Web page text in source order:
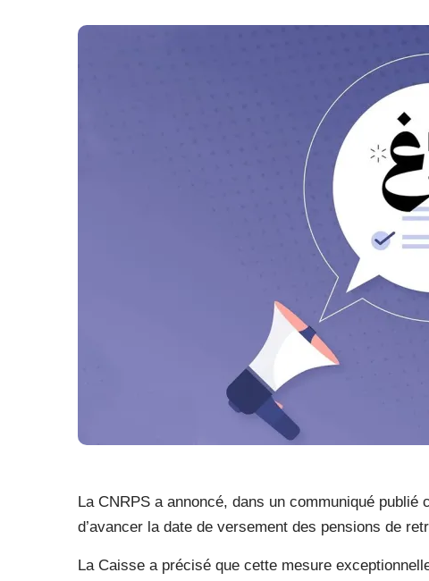
La CNRPS a annoncé, dans un communiqué publié
d’avancer la date de versement des pensions de
La Caisse a précisé que cette mesure